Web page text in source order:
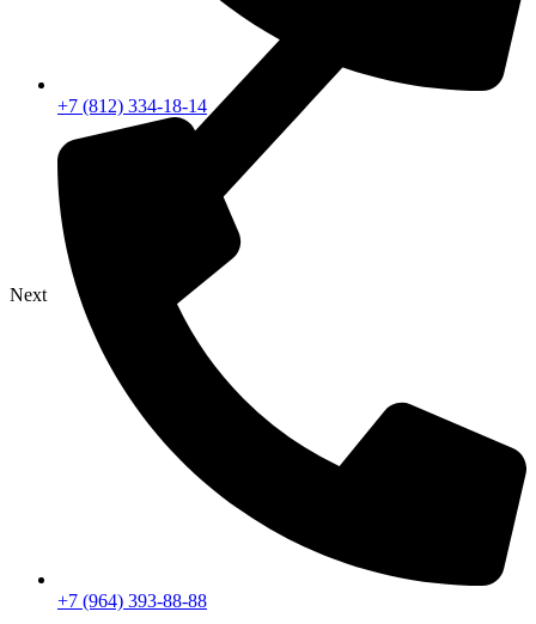
Next
+7 (812) 334-18-14
+7 (964) 393-88-88